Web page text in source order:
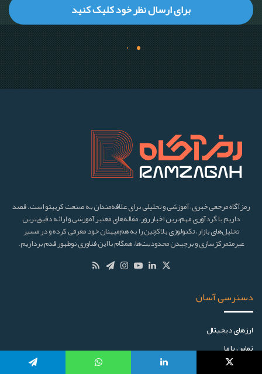
رمزآگاه مرجعی خبری، آموزشی و تحلیلی برای علاقه‌مندان به صنعت کریپتو است. قصد
داریم با گردآوری مهم‌ترین اخبار روز، مقاله‌های معتبر آموزشی و ارائه دقیق‌ترین
تحلیل‌های بازار، تکنولوژی بلاکچین را به هم‌میهنان خود معرفی کرده و در مسیر
غیرمتمرکزسازی و برچیدن محدودیت‌ها، همگام با این فناوری نوظهور قدم برداریم.
دسترسی آسان
ارز‌های دیجیتال
تماس با ما
تبلیغات